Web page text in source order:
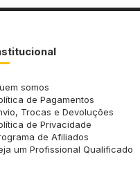
somos
de Pagamentos
Trocas e Devoluções
de Privacidade
de Afiliados
um Profissional Qualificado